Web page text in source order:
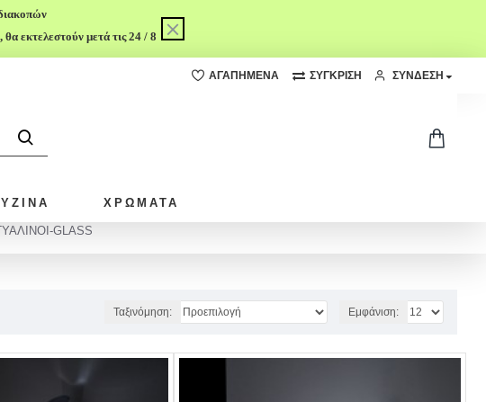
εκτελεστούν μετά τις 24 / 8
ΑΓΑΠΗΜΈΝΑ ΣΎΓΚΡΙΣΗ ΣΥΝΔΕΣΗ
ΧΡΩΜΑΤΑ
GLASS
Ταξινόμηση: Εμφάνιση: